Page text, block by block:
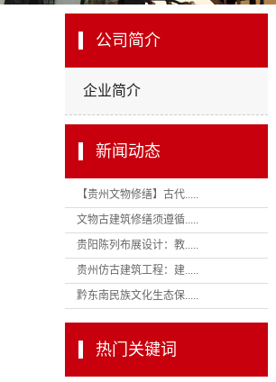
公司简介
企业简介
新闻动态
【贵州文物修缮】古代.....
文物古建筑修缮须遵循.....
贵阳陈列布展设计：教.....
贵州仿古建筑工程：建.....
黔东南民族文化生态保.....
热门关键词